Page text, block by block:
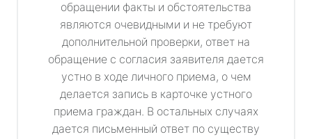
обращении факты и обстоятельства
являются очевидными и не требуют
дополнительной проверки, ответ на
обращение с согласия заявителя дается
устно в ходе личного приема, о чем
делается запись в карточке устного
приема граждан. В остальных случаях
дается письменный ответ по существу